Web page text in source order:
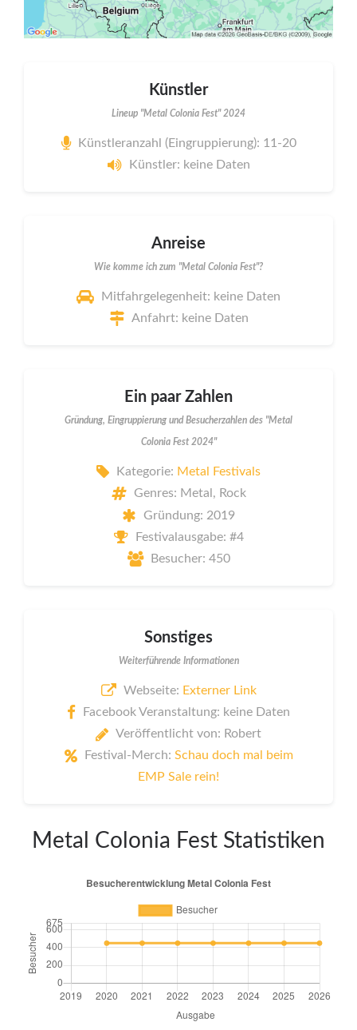
Künstler
Lineup "Metal Colonia Fest" 2024
Künstleranzahl (Eingruppierung): 11-20
Künstler: keine Daten
Anreise
Wie komme ich zum "Metal Colonia Fest"?
Mitfahrgelegenheit: keine Daten
Anfahrt: keine Daten
Ein paar Zahlen
Gründung, Eingruppierung und Besucherzahlen des "Metal
Colonia Fest 2024"
Kategorie: Metal Festivals
Genres: Metal, Rock
Gründung: 2019
Festivalausgabe: #4
Besucher: 450
Sonstiges
Weiterführende Informationen
Webseite: Externer Link
Facebook Veranstaltung: keine Daten
Veröffentlicht von: Robert
Festival-Merch: Schau doch mal beim
EMP Sale rein!
Metal Colonia Fest Statistiken